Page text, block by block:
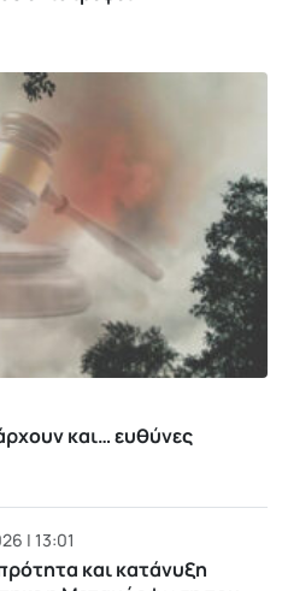
και… ευθύνες
| 13:01
και κατάνυξη